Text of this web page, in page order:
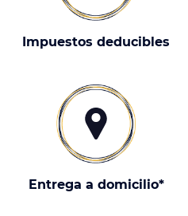
Impuestos deducibles
Entrega a domicilio*